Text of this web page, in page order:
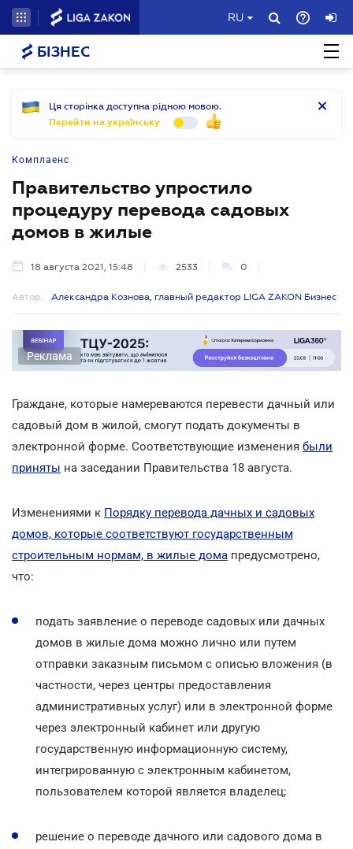
RU
БІЗНЕС
Ця сторінка доступна рідною мовою.
Перейти на українську
Комплаенс
Правительство упростило
процедуру перевода садовых
домов в жилые
18 августа 2021, 15:48 2533 0
Автор: Александра Кознова, главный редактор LIGA ZAKON Бизнес
Реклама
Граждане, которые намереваются перевести дачный или
садовый дом в жилой, смогут подать документы в
электронной форме. Соответствующие изменения были
приняты на заседании Правительства 18 августа.
Изменениями к Порядку перевода дачных и садовых
домов, которые соответствуют государственным
строительным нормам, в жилые дома предусмотрено,
что:
подать заявление о переводе садовых или дачных
домов в жилые дома можно лично или путем
отправки заказным письмом с описью вложения (в
частности, через центры предоставления
административных услуг) или в электронной форме
через электронный кабинет или другую
государственную информационную систему,
интегрированную с электронным кабинетом,
пользователем которой является владелец;
решение о переводе дачного или садового дома в